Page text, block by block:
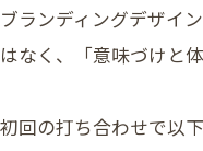
ブランディングデザイ
はなく、「意味づけと
初回の打ち合わせで以